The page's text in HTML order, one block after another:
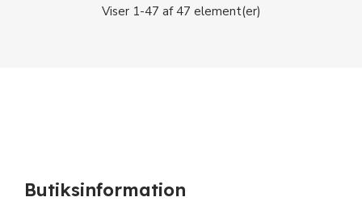
Viser 1-47 af 47 element(er)
Butiksinformation